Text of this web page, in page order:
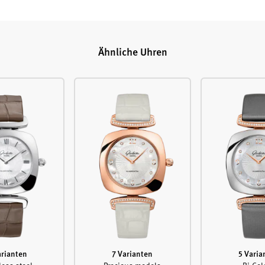
Ähnliche Uhren
7 Varianten
5